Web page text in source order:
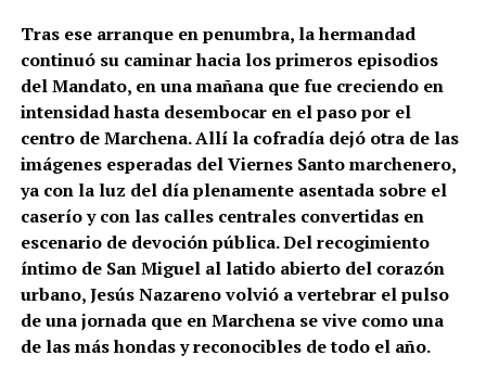
Tras ese arranque en penumbra, la hermandad
continuó su caminar hacia los primeros episodios
del Mandato, en una mañana que fue creciendo en
intensidad hasta desembocar en el paso por el
centro de Marchena. Allí la cofradía dejó otra de las
imágenes esperadas del Viernes Santo marchenero,
ya con la luz del día plenamente asentada sobre el
caserío y con las calles centrales convertidas en
escenario de devoción pública. Del recogimiento
íntimo de San Miguel al latido abierto del corazón
urbano, Jesús Nazareno volvió a vertebrar el pulso
de una jornada que en Marchena se vive como una
de las más hondas y reconocibles de todo el año.